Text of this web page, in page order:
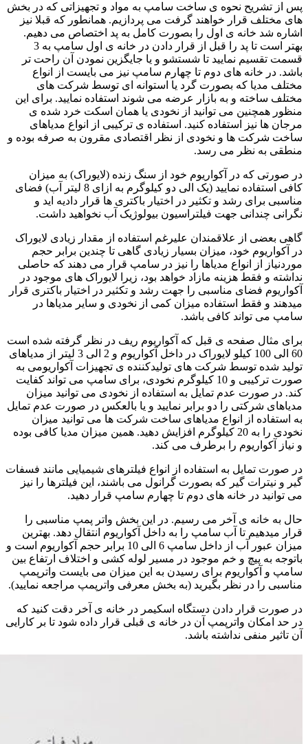
پس از تشریح نحوه ی ساخت سامپ به مواد و تجهیزاتی که در بخش
های مختلف قرار خواهند گرفت می پردازیم. همانطور که قبلا نیز
اشاره شد خانه ی اول را بصورت کامل به پد اختصاص می دهیم.
بهتر است تا پد را قبل از قرار دادن در خانه ی اول سامپ به 3
قسمت تقسیم نمایید تا شستشو و یا جایگزین نمودن آن راحت تر
باشد. در خانه های دوم تا چهارم سامپ نیز می بایست از انواع
مختلف مدیا که بصورت گرد یا استوانه ای توسط شرکت های
مختلف ساخته و به بازار عرضه می شوند استفاده نمایید. برای این
منظور همچنین می توانید از نخودی یا همان اسکت خرد شده ی
مرجان ها نیز استفاده کنید. استفاده ی ترکیبی از انواع مدیاهای
ساخت شرکت ها و نخودی از نظر اقتصادی مقرون به صرفه بوده و
منطقی به نظر می رسد.
در صورتی که در آکواریوم خود از سنگ زنده (لایوراک) به میزان
کافی استفاده نمایید (یک الی دو کیلوگرم به ازای 8 لیتر آب) فضای
مناسبی برای رشد و تکثیر در اختیار باکتری ها قرار دادیه اید و
نگرانی چندانی جهت فیلتراسیون بیولوژیک آب نخواهید داشت.
گاهی بعضی از علاقمندان علیرغم استفاده از مقدار زیادی لایوراک
در آکواریوم خود، میزان بسیار زیادی گاهی تا چندین برابر حجم
موردنیاز از انواع مدیاها را نیز در سامپ قرار می دهند که حاصلی
نداشته و فقط هزینه مازاد خواهد بود، زیرا لایوراک های موجود در
آکواریوم فضای مناسبی را جهت رشد و تکثیر در اختیار باکتری قرار
میدهند و فقط استفاده میزان کمی از نخودی و سایر مدیاها در
سامپ می تواند کافی باشد.
برای مثال صفحه ی قبل که آکواریوم ریف در نظر گرفته شده است
60 الی 100 کیلو لایوراک در داخل آکواریوم و 2 الی 3 لیتر از مدیاهای
تولید شده توسط شرکت های تولیدکننده ی تجهیزات آکواریومی به
صورت ترکیبی و 10 کیلوگرم نخودی، برای سامپ می تواند کفایت
کند. در صورت عدم تمایل به استفاده از نخودی می توانید میزان
مدیاهای شرکتی را دو برابر نمایید و یا بالعکس در صورت عدم تمایل
به استفاده از انواع مدیاهای ساخت شرکت ها می توانید میزان
نخودی را به 20 کیلوگرم افزایش دهید. همین میزان مدیا کافی بوده
و نیاز آکواریوم را برطرف می کند.
در صورت تمایل به استفاده از انواع فیلترهای شیمیایی مانند فسفات
گیر و نیترات گیر که بصورت گرانول می باشند، این فیلترها را نیز
می توانید در خانه های دوم تا چهارم سامپ قرار دهید.
حال به خانه ی آخر می رسیم. در این بخش واتر پمپ مناسبی را
قرار میدهیم تا آب سامپ را به داخل آکواریوم انتقال دهد. بهترین
میزان عبور آب از داخل سامپ 6 الی 10 برابر حجم آکواریوم است و
باتوجه به پیچ و خم موجود در مسیر لوله کشی و اختلاف ارتفاع بین
سامپ و آکواریوم برای رسیدن به این میزان می بایست واترپمپ
مناسبی را در نظر بگیرید (به بخش معرفی واترپمپ مراجعه نمایید).
در صورت قرار دادن دستگاه اسکیمر در خانه ی آخر دقت کنید که
در حد امکان واترپمپ آن در خانه ی قبلی قرار داده شود تا بر کارایی
آن تاثیر منفی نداشته باشد.